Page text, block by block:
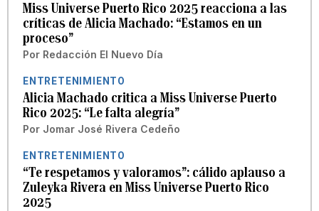
Miss Universe Puerto Rico 2025 reacciona a las
críticas de Alicia Machado: “Estamos en un
proceso”
Por Redacción El Nuevo Día
ENTRETENIMIENTO
Alicia Machado critica a Miss Universe Puerto
Rico 2025: “Le falta alegría”
Por Jomar José Rivera Cedeño
ENTRETENIMIENTO
“Te respetamos y valoramos”: cálido aplauso a
Zuleyka Rivera en Miss Universe Puerto Rico
2025